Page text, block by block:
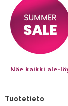
Näe kaikki ale-
Tuotetieto
rasvahapot
vahvistavat